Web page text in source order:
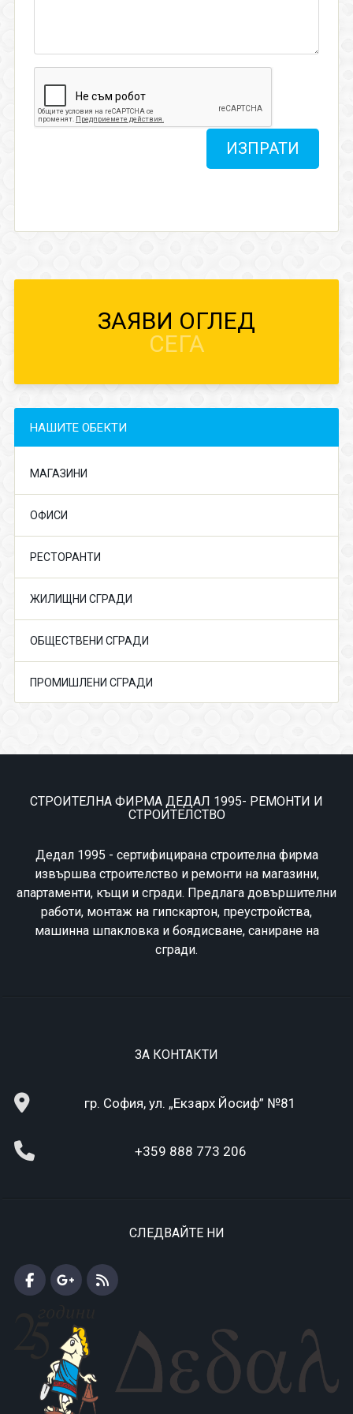
ИЗПРАТИ
ЗАЯВИ ОГЛЕД
СЕГА
НАШИТЕ ОБЕКТИ
МАГАЗИНИ
ОФИСИ
РЕСТОРАНТИ
ЖИЛИЩНИ СГРАДИ
ОБЩЕСТВЕНИ СГРАДИ
ПРОМИШЛЕНИ СГРАДИ
СТРОИТЕЛНА ФИРМА ДЕДАЛ 1995- РЕМОНТИ И
СТРОИТЕЛСТВО
Дедал 1995 - сертифицирана строителна фирма
извършва строителство и ремонти на магазини,
апартаменти, къщи и сгради. Предлага довършителни
работи, монтаж на гипскартон, преустройства,
машинна шпакловка и боядисване, саниране на
сгради.
ЗА КОНТАКТИ
гр. София, ул. „Екзарх Йосиф” №81
+359 888 773 206
СЛЕДВАЙТЕ НИ